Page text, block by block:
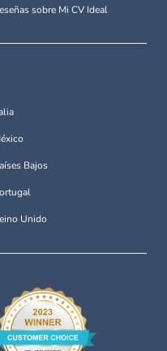
sobre Mi CV Ideal
Bajos
Unido